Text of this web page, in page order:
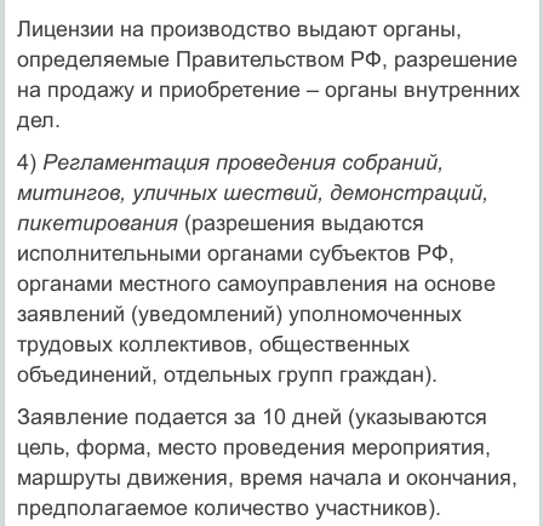
Лицензии на производство выдают органы,
определяемые Правительством РФ, разрешение
на продажу и приобретение – органы внутренних
дел.
4) Регламентация проведения собраний,
митингов, уличных шествий, демонстраций,
пикетирования(разрешения выдаются
исполнительными органами субъектов РФ,
органами местного самоуправления на основе
заявлений (уведомлений) уполномоченных
трудовых коллективов, общественных
объединений, отдельных групп граждан).
Заявление подается за 10 дней (указываются
цель, форма, место проведения мероприятия,
маршруты движения, время начала и окончания,
предполагаемое количество участников).